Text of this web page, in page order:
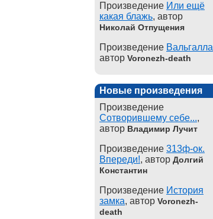
Произведение Или ещё
какая блажь, автор
Николай Отпущения
Произведение Вальгалла
автор Voronezh-death
Новые произведения
Произведение
Сотворившему себе...,
автор Владимир Лучит
Произведение 313ф-ок.
Впереди!, автор Долгий
Константин
Произведение История
замка, автор Voronezh-
death